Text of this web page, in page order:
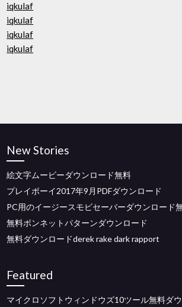
iqkulaf
iqkulaf
iqkulaf
iqkulaf
New Stories
絵文字ムービーダウンロード無料
プレイボーイ2017年9月PDFダウンロード
PC用のイージースモビセーバーダウンロード
無料ボンネットパターンダウンロード
無料ダウンロードderek rake dark rapport
Featured
マイクロソフトウィンドウズ10ツール無料ダ